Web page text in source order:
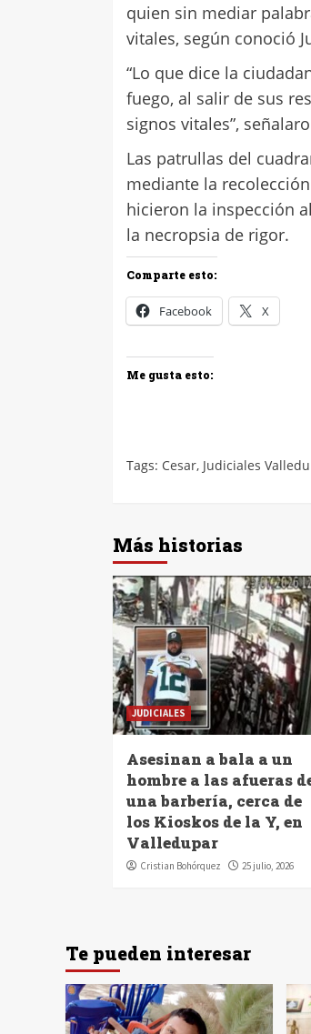
quien sin mediar
vitales, según conoció
“Lo que dice la
fuego, al salir de sus
signos vitales”,
Las patrullas del
mediante la
hicieron la inspección
la necropsia de rigor.
Comparte esto:
Facebook X
Me gusta esto:
Tags: Cesar, Judiciales
Más historias
JUDICIALES
Asesinan a bala a un
hombre a las afueras
una barbería, cerca de
los Kioskos de la Y, en
Valledupar
Cristian Bohórquez 25 julio, 2026
Te pueden interesar